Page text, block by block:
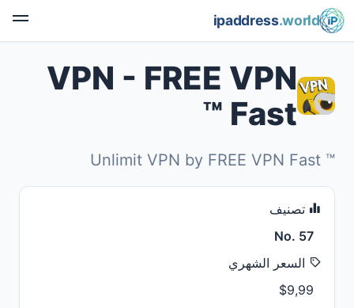
ipaddress.world
VPN - FREE VPN
Fast ™
Unlimit VPN by FREE VPN Fast ‪™‬
تصنيف
No. 57
السعر الشهري
$9,99